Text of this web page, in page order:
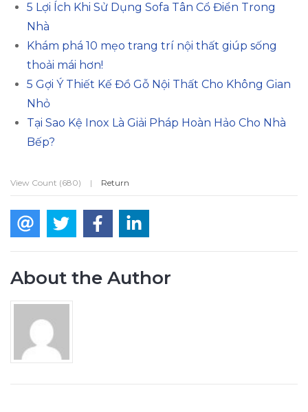
5 Lợi Ích Khi Sử Dụng Sofa Tân Cổ Điển Trong
Nhà
Khám phá 10 mẹo trang trí nội thất giúp sống
thoải mái hơn!
5 Gợi Ý Thiết Kế Đồ Gỗ Nội Thất Cho Không Gian
Nhỏ
Tại Sao Kệ Inox Là Giải Pháp Hoàn Hảo Cho Nhà
Bếp?
View Count (680) | Return
About the Author